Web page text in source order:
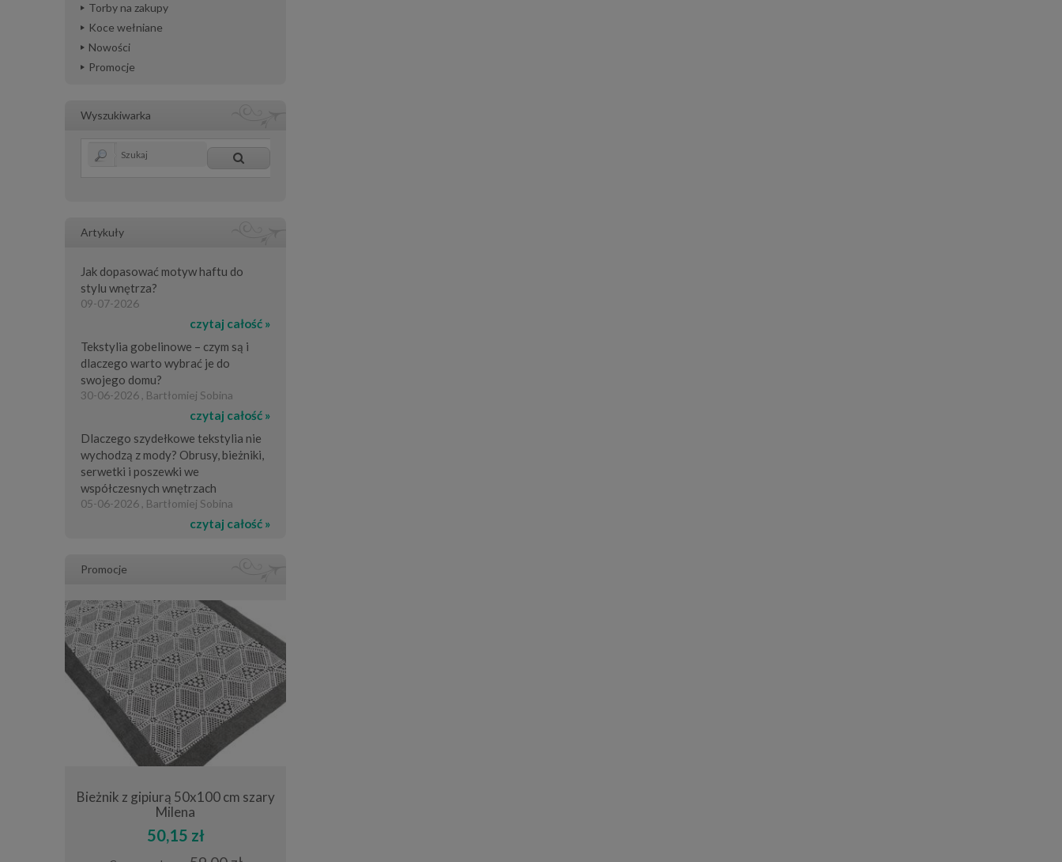
Torby na zakupy
Koce wełniane
Nowości
Promocje
Wyszukiwarka
Artykuły
Jak dopasować motyw haftu do
stylu wnętrza?
09-07-2026
czytaj całość »
Tekstylia gobelinowe – czym są i
dlaczego warto wybrać je do
swojego domu?
30-06-2026 , Bartłomiej Sobina
czytaj całość »
Dlaczego szydełkowe tekstylia nie
wychodzą z mody? Obrusy, bieżniki,
serwetki i poszewki we
współczesnych wnętrzach
05-06-2026 , Bartłomiej Sobina
czytaj całość »
Promocje
Bieżnik z gipiurą 50x100 cm szary
Milena
50,15 zł